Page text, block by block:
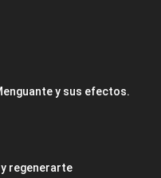
y sus efectos.
regenerarte